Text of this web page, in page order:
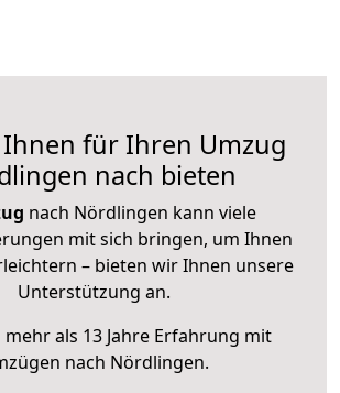
für Ihren Umzug
nach bieten
nach Nördlingen kann viele
mit sich bringen, um Ihnen
– bieten wir Ihnen unsere
Unterstützung an.
als 13 Jahre Erfahrung mit
nach Nördlingen.